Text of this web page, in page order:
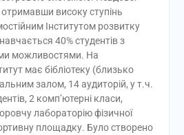
отримавши високу ступінь
Інститутом розвитку
40% студентів з
можливостями. На
має бібліотеку (близько
залом, 14 аудиторій, у т.ч.
2 комп’ютерні класи,
лабораторію фізичної
площадку. Було створено